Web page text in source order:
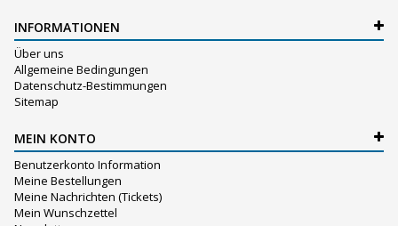
INFORMATIONEN
Über uns
Allgemeine Bedingungen
Datenschutz-Bestimmungen
Sitemap
MEIN KONTO
Benutzerkonto Information
Meine Bestellungen
Meine Nachrichten (Tickets)
Mein Wunschzettel